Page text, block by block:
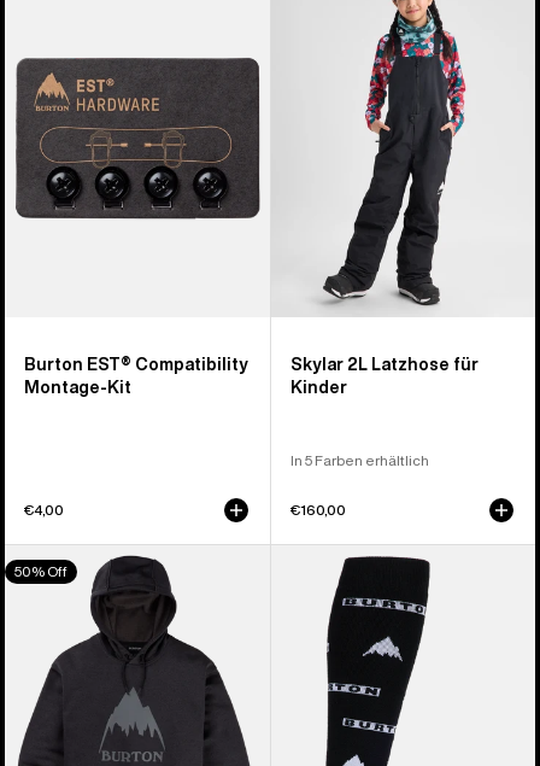
Montage-
Kit
Burton EST® Compatibility
Montage-Kit
€4,00
Skylar 2L Latzhose für
Kinder
In 5 Farben erhältlich
€160,00
Burton
Oak
Herren
50% Off
Performance
Midweight
Socken